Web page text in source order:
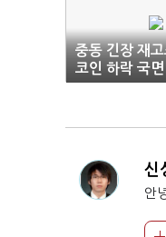
중동 긴장 재
코인 하락 국면
신
안